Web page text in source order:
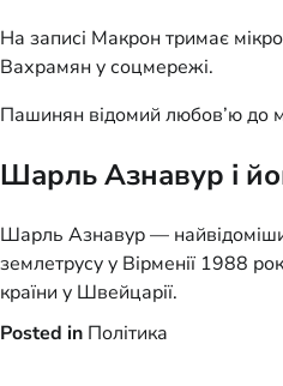
На записі Макрон тримає
Вахрамян у соцмережі.
Пашинян відомий любов’ю до
Шарль Азнавур і
Шарль Азнавур —
землетрусу у Вірменії 1988
країни у Швейцарії.
Posted in Політика